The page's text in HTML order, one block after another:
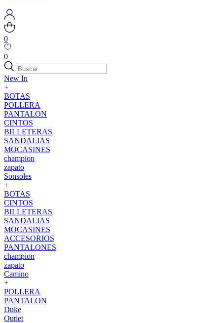
0
0
New In
+
BOTAS
POLLERA
PANTALON
CINTOS
BILLETERAS
SANDALIAS
MOCASINES
champion
zapato
Sonsoles
+
BOTAS
CINTOS
BILLETERAS
SANDALIAS
MOCASINES
ACCESORIOS
PANTALONES
champion
zapato
Camino
+
POLLERA
PANTALON
Duke
Outlet